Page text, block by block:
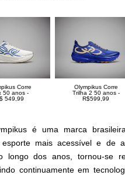
Corre
50 anos -
549,99
Olympikus Corre
Trilha 2 50 anos -
R$599,99
é uma marca
mais acessível e de
longo dos anos, tornou-se
continuamente em